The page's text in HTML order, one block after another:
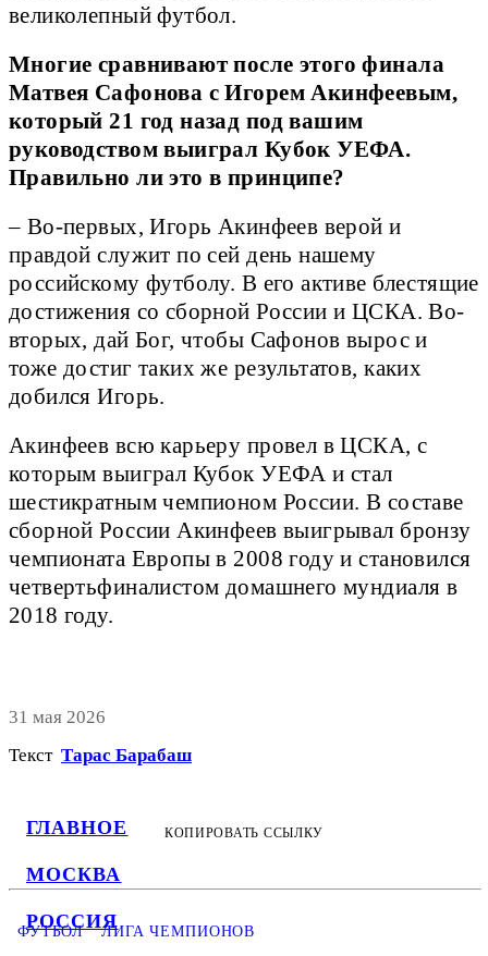
ГЛАВНОЕ
МОСКВА
РОССИЯ
великолепный футбол.
Многие сравнивают после этого финала
Матвея Сафонова с Игорем Акинфеевым,
который 21 год назад под вашим
руководством выиграл Кубок УЕФА.
Правильно ли это в принципе?
– Во-первых, Игорь Акинфеев верой и
правдой служит по сей день нашему
российскому футболу. В его активе блестящие
достижения со сборной России и ЦСКА. Во-
вторых, дай Бог, чтобы Сафонов вырос и
тоже достиг таких же результатов, каких
добился Игорь.
Акинфеев всю карьеру провел в ЦСКА, с
которым выиграл Кубок УЕФА и стал
шестикратным чемпионом России. В составе
сборной России Акинфеев выигрывал бронзу
чемпионата Европы в 2008 году и становился
четвертьфиналистом домашнего мундиаля в
2018 году.
31 мая 2026
Текст Тарас Барабаш
КОПИРОВАТЬ ССЫЛКУ
ФУТБОЛ ЛИГА ЧЕМПИОНОВ